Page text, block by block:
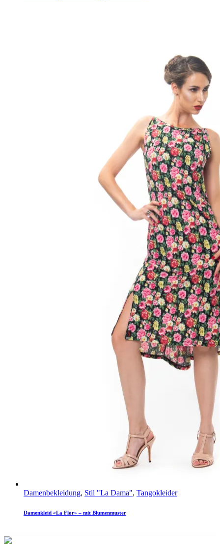
Damenbekleidung, Stil "La Dama", Tangokleider
Damenkleid «La Flor» – mit Blumenmuster